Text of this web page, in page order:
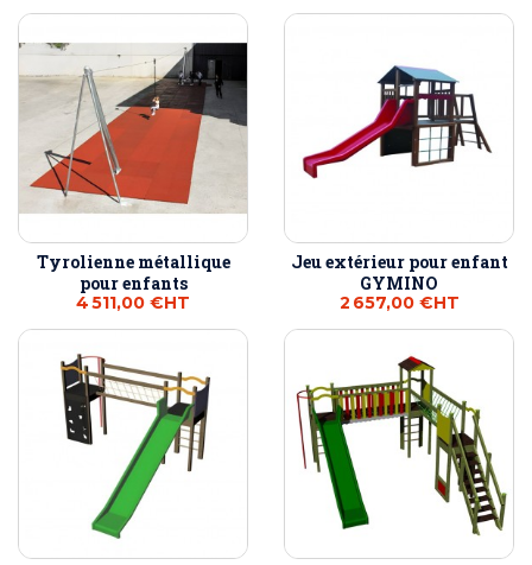
Tyrolienne métallique
pour enfants
4 511,00 €HT
Jeu extérieur pour enfant
GYMINO
2 657,00 €HT